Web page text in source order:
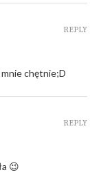
chętnie;D
REPLY
😉
REPLY